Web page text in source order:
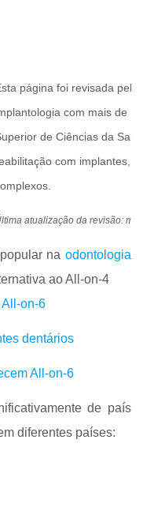
página foi revisada pelo
com mais de
de Ciências da
com implantes,
atualização da revisão:
na odontologia
ao All-on-4
on-6
dentários
All-on-6
de país
diferentes países: